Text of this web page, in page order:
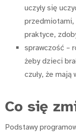
uczyły się
przedmiotami,
praktyce,
sprawczość –
żeby dzieci
czuły, że mają
Co się
Podstawy